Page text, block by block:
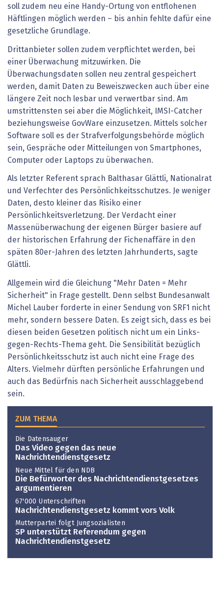
soll zudem neu eine Handy-Ortung von entflohenen
Häftlingen möglich werden – bis anhin fehlte dafür eine
gesetzliche Grundlage.
Drittanbieter sollen zudem verpflichtet werden, bei
einer Überwachung mitzuwirken. Die
Überwachungsdaten sollen neu zentral gespeichert
werden, damit Daten zu Beweiszwecken auch über eine
längere Zeit noch lesbar und verwertbar sind. Am
umstrittensten sei aber die Möglichkeit, IMSI-Catcher
beziehungsweise GovWare einzusetzen. Mittels solcher
Software soll es der Strafverfolgungsbehörde möglich
sein, Gespräche oder Mitteilungen von Smartphones,
Computer oder Laptops zu überwachen.
Als letzter Referent sprach Balthasar Glättli, Nationalrat
und Verfechter des Persönlichkeitsschutzes. Je weniger
Daten, desto kleiner das Risiko einer
Persönlichkeitsverletzung. Der Verdacht einer
Massenüberwachung der eigenen Bürger basiere auf
der historischen Erfahrung der Fichenaffäre in den
späten 80er-Jahren des letzten Jahrhunderts, sagte
Glättli.
Allgemein wird die Gleichung "Mehr Daten = Mehr
Sicherheit" in Frage gestellt. Denn selbst Bundesanwalt
Michel Lauber forderte in einer Sendung von SRF1 nicht
mehr, sondern bessere Daten. Es zeigt sich, dass es bei
diesen beiden Gesetzen politisch nicht um ein Links-
gegen-Rechts-Thema geht. Die Sensibilität bezüglich
Persönlichkeitsschutz ist auch nicht eine Frage des
Alters. Vielmehr dürften persönliche Erfahrungen und
auch das Bedürfnis nach Sicherheit ausschlaggebend
sein.
ZUM THEMA
Die Datensauger
Das Video gegen das neue
Nachrichtendienstgesetz
Neue Mittel für den NDB
Die Befürworter des Nachrichtendienstgesetzes
argumentieren
67'000 Unterschriften
Nachrichtendienstgesetz kommt vors Volk
Mutterpartei folgt Jungsozialisten
SP unterstützt Referendum gegen
Nachrichtendienstgesetz